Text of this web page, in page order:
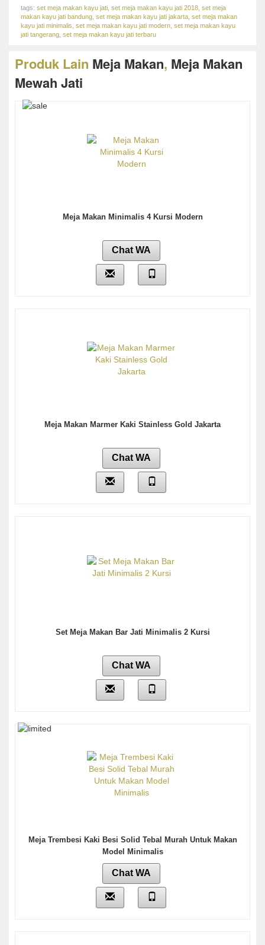
tags: set meja makan kayu jati set meja makan kayu jati 2018 set meja
makan kayu jati bandung set meja makan kayu jati jakarta set meja makan
kayu jati minimalis set meja makan kayu jati modern set meja makan kayu
jati tangerang set meja makan kayu jati terbaru
Produk Lain Meja Makan, Meja Makan
Mewah Jati
Meja Makan Minimalis 4 Kursi Modern
Chat WA
Meja Makan Marmer Kaki Stainless Gold Jakarta
Chat WA
Set Meja Makan Bar Jati Minimalis 2 Kursi
Chat WA
Meja Trembesi Kaki Besi Solid Tebal Murah Untuk Makan
Model Minimalis
Chat WA